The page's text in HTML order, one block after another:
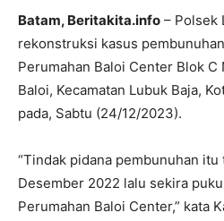
Batam, Beritakita.info – Polsek
rekonstruksi kasus
Perumahan Baloi Center Blok C
Baloi, Kecamatan Lubuk Baja,
pada, Sabtu (24/12/2023).
“Tindak pidana pembunuhan
Desember 2022 lalu sekira
Perumahan Baloi Center,” kata